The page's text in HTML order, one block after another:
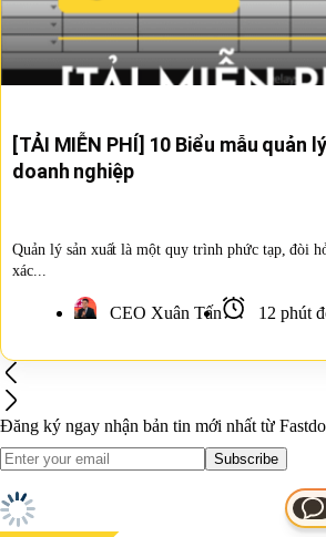
[TẢI MIỄN PHÍ] 10 Biểu mẫu quản
doanh nghiệp
Quản lý sản xuất là một quy trình phức tạp, đòi
xác...
CEO Xuân Tấn 12 phút
Đăng ký ngay nhận bản tin mới nhất từ